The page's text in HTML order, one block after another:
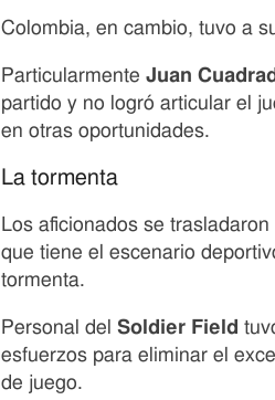
Colombia, en cambio, tuvo a
Particularmente Juan
partido y no logró articular el
en otras oportunidades.
La tormenta
Los aficionados se
que tiene el escenario
tormenta.
Personal del Soldier Field
esfuerzos para eliminar el
de juego.